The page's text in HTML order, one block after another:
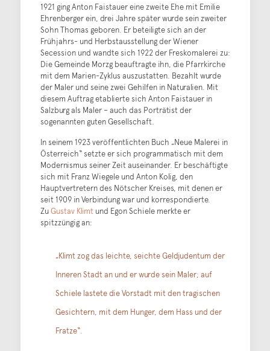
1921 ging Anton Faistauer eine zweite Ehe mit Emilie
Ehrenberger ein, drei Jahre später wurde sein zweiter
Sohn Thomas geboren. Er beteiligte sich an der
Frühjahrs- und Herbstausstellung der Wiener
Secession und wandte sich 1922 der Freskomalerei zu:
Die Gemeinde Morzg beauftragte ihn, die Pfarrkirche
mit dem Marien-Zyklus auszustatten. Bezahlt wurde
der Maler und seine zwei Gehilfen in Naturalien. Mit
diesem Auftrag etablierte sich Anton Faistauer in
Salzburg als Maler – auch das Porträtist der
sogenannten guten Gesellschaft.
In seinem 1923 veröffentlichten Buch „Neue Malerei in
Österreich“ setzte er sich programmatisch mit dem
Modernismus seiner Zeit auseinander. Er beschäftigte
sich mit Franz Wiegele und Anton Kolig, den
Hauptvertretern des Nötscher Kreises, mit denen er
seit 1909 in Verbindung war und korrespondierte.
ZuGustav Klimtund Egon Schiele merkte er
spitzzüngig an:
„Klimt zog das leichte, seichte Geldjudentum der
Inneren Stadt an und er wurde sein Maler; auf
Schiele lastete die Vorstadt mit den tragischen
Gesichtern, mit dem Hunger, dem Hass und der
Fratze“.